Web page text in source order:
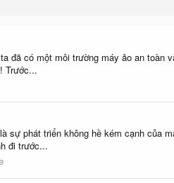
đã có một môi trường máy ảo an toàn
Trước...
sự phát triển không hề kém cạnh của
đi trước...